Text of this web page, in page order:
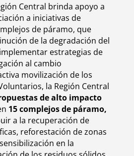
Central brinda apoyo a
a iniciativas de
de páramo, que
de la degradación del
estrategias de
al cambio
movilización de los
la Región Central
de alto impacto
15 complejos de páramo,
a la recuperación de
reforestación de zonas
en la